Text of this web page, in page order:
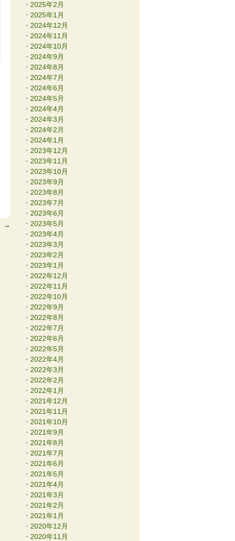
→
2025年2月
2025年1月
2024年12月
2024年11月
2024年10月
2024年9月
2024年8月
2024年7月
2024年6月
2024年5月
2024年4月
2024年3月
2024年2月
2024年1月
2023年12月
2023年11月
2023年10月
2023年9月
2023年8月
2023年7月
2023年6月
2023年5月
2023年4月
2023年3月
2023年2月
2023年1月
2022年12月
2022年11月
2022年10月
2022年9月
2022年8月
2022年7月
2022年6月
2022年5月
2022年4月
2022年3月
2022年2月
2022年1月
2021年12月
2021年11月
2021年10月
2021年9月
2021年8月
2021年7月
2021年6月
2021年5月
2021年4月
2021年3月
2021年2月
2021年1月
2020年12月
2020年11月